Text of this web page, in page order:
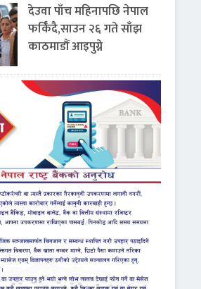
देउवा पाँच महिनापछि नेपाल
फर्किँदै,साउन २६ गते साँझ
काठमाडौं आइपुग्ने